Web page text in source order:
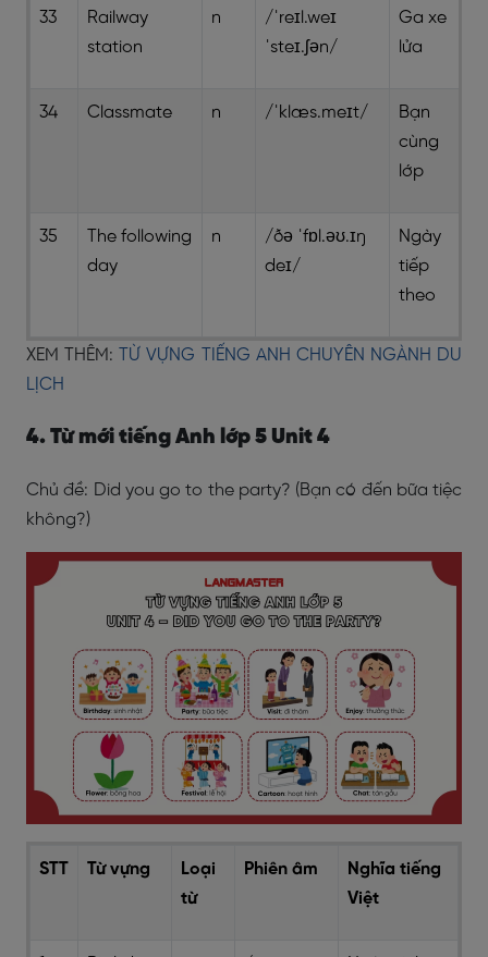
33
Railway
station
n
/ˈreɪl.weɪ
ˈsteɪ.ʃən/
Ga xe
lửa
34 Classmate n /ˈklæs.meɪt/
Bạn
cùng
lớp
35
The following
day
n
/ðə ˈfɒl.əʊ.ɪŋ
deɪ/
Ngày
tiếp
theo
XEM THÊM:
TỪ VỰNG TIẾNG ANH CHUYÊN NGÀNH DU
LỊCH
4. Từ mới tiếng Anh lớp 5 Unit 4
Chủ đề: Did you go to the party? (Bạn có đến bữa tiệc
không?)
STT Từ vựng
Loại
từ
Phiên âm
Nghĩa tiếng
Việt